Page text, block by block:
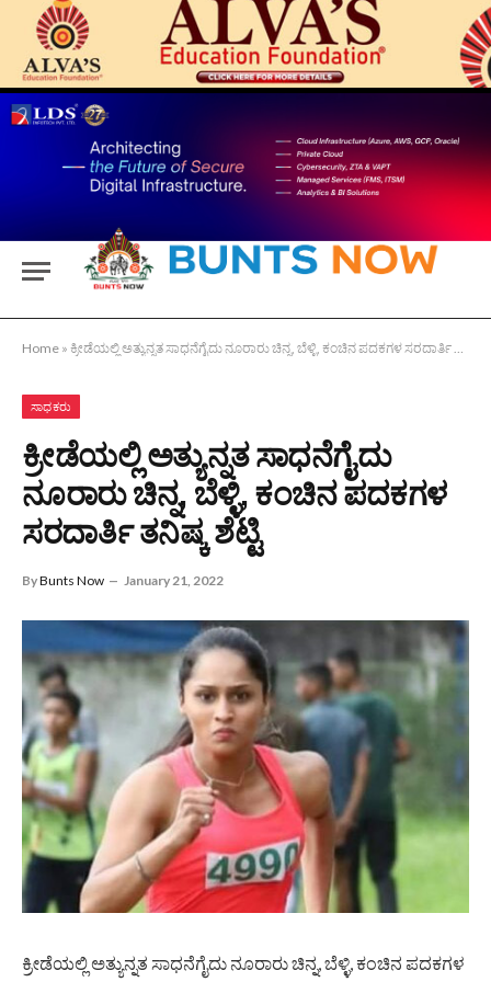
Home » ಕ್ರೀಡೆಯಲ್ಲಿ ಅತ್ಯುನ್ನತ ಸಾಧನೆಗೈದು ನೂರಾರು ಚಿನ್ನ, ಬೆಳ್ಳಿ, ಕಂಚಿನ ಪದಕಗಳ ಸರದಾರ್ತಿ ತನಿಷ್ಕ ಶೆಟ್ಟಿ
ಸಾಧಕರು
ಕ್ರೀಡೆಯಲ್ಲಿ ಅತ್ಯುನ್ನತ ಸಾಧನೆಗೈದು
ನೂರಾರು ಚಿನ್ನ, ಬೆಳ್ಳಿ, ಕಂಚಿನ ಪದಕಗಳ
ಸರದಾರ್ತಿ ತನಿಷ್ಕ ಶೆಟ್ಟಿ
ByBunts Now January 21, 2022
ಕ್ರೀಡೆಯಲ್ಲಿ ಅತ್ಯುನ್ನತ ಸಾಧನೆಗೈದು ನೂರಾರು ಚಿನ್ನ, ಬೆಳ್ಳಿ, ಕಂಚಿನ ಪದಕಗಳ